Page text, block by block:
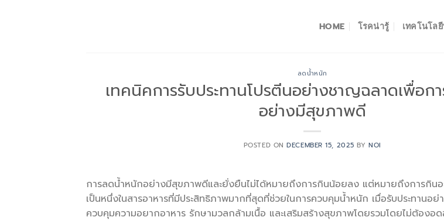
HOME โรคน่ารู้ เทคโนโล
ลดน้ำหนัก
เทคนิคการรับประทานโปรตีนอย่างชาญฉลาดเพื่อก
อย่างมีสุขภาพดี
POSTED ONDECEMBER 15, 2025 BYNOI
การลดน้ำหนักอย่างมีสุขภาพดีและยั่งยืนไม่ได้หมายถึงการกินน้อยลง แต่หมายถึงการกิน
เป็นหนึ่งในสารอาหารที่มีประสิทธิภาพมากที่สุดที่ช่วยในการควบคุมน้ำหนัก เมื่อรับประทานอ
ควบคุมความอยากอาหาร รักษามวลกล้ามเนื้อ และเสริมสร้างสุขภาพโดยรวมโดยไม่ต้องอ